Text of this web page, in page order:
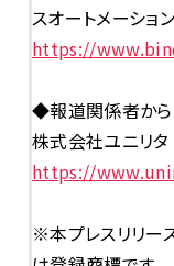
スオートメーショ
https://
◆報道関係者か
株式会社ユニリ
https://
※本プレスリリー